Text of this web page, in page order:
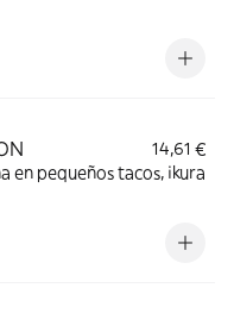
14,61 €
en pequeños tacos, ikura